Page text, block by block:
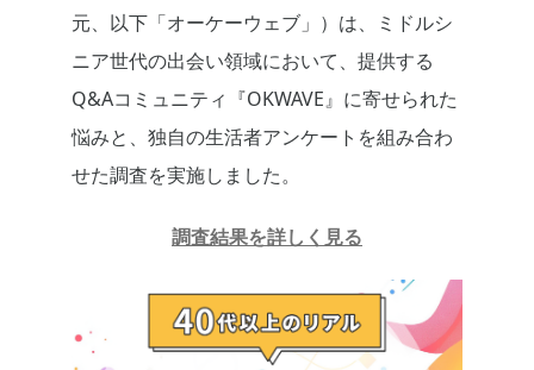
元、以下「オーケーウェブ」）は、ミドルシ
ニア世代の出会い領域において、提供する
Q&Aコミュニティ『OKWAVE』に寄せられた
悩みと、独自の生活者アンケートを組み合わ
せた調査を実施しました。
調査結果を詳しく見る